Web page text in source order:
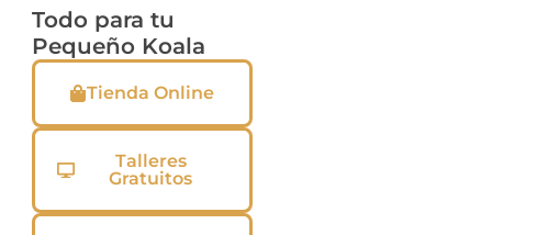
Todo para tu
Pequeño Koala
Tienda Online
Talleres
Gratuitos